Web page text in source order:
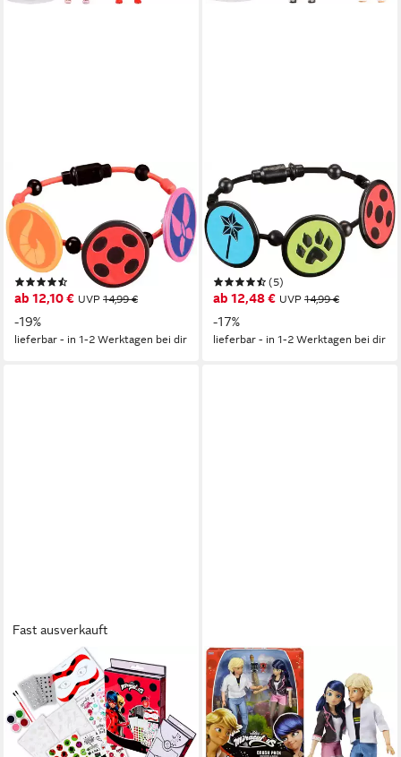
PLAYMOBIL®
Miraculous: Marinette &
Ladybug (71336), Miraculous
Konstruktions-Spielset, (16
St), Made in Europe
ab 12,10 € UVP 14,99 €
-19%
lieferbar - in 1-2 Werktagen bei dir
PLAYMOBIL®
Miraculous: Adrien & Cat Noir
(71337), Miraculous
Konstruktions-Spielset, (11
St), Made in Europe
(5)
ab 12,48 € UVP 14,99 €
-17%
lieferbar - in 1-2 Werktagen bei dir
Fast ausverkauft
Kreativset Miraculous, Glittery
Tattoo
ab 8,76 €
UVP9,99 €
-12%